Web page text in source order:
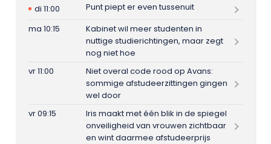
di 11:00
Punt piept er even tussenuit
ma 10:15
Kabinet wil meer studenten in
nuttige studierichtingen, maar zegt
nog niet hoe
vr 11:00
Niet overal code rood op Avans:
sommige afstudeerzittingen gingen
wel door
vr 09:15
Iris maakt met één blik in de spiegel
onveiligheid van vrouwen zichtbaar
en wint daarmee afstudeerprijs